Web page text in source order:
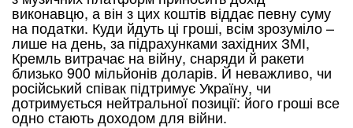
виконавцю, а він з цих коштів віддає певну суму
на податки. Куди йдуть ці гроші, всім зрозуміло –
лише на день, за підрахунками західних ЗМІ,
Кремль витрачає на війну, снаряди й ракети
близько 900 мільйонів доларів. Й неважливо, чи
російський співак підтримує Україну, чи
дотримується нейтральної позиції: його гроші все
одно стають доходом для війни.